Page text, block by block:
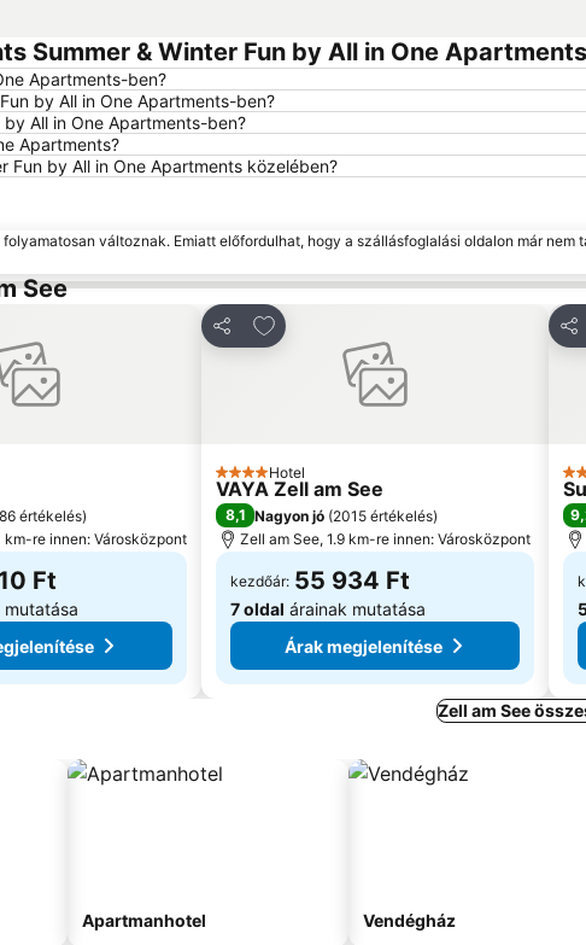
Summer & Winter Fun by All in One
Apartments-ben?
by All in One Apartments-ben?
All in One Apartments-ben?
Apartments?
Fun by All in One Apartments közelében?
változnak. Emiatt előfordulhat, hogy a szállásfoglalási oldalon már nem
See
a kedvencekhez
értékelés)
km-re innen: Városközpont
Ft
mutatása
Megosztás
Hozzáadás a kedvencekhez
4 Kategória
Hotel
VAYA Zell am See
8,1 Nagyon jó (2015 értékelés)
Zell am See, 1.9 km-re innen: Városközpont
kezdőár: 55 934 Ft
7 oldal árainak mutatása
Árak megjelenítése
4
Zell am See
Apartmanhotel Vendégház